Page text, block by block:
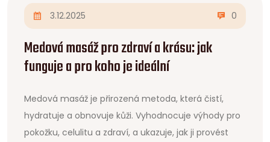
3.12.2025 0
Medová masáž pro zdraví a krásu: jak
funguje a pro koho je ideální
Medová masáž je přirozená metoda, která čistí,
hydratuje a obnovuje kůži. Vyhodnocuje výhody pro
pokožku, celulitu a zdraví, a ukazuje, jak ji provést